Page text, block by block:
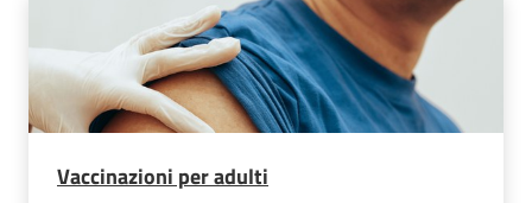
Vaccinazioni per adulti